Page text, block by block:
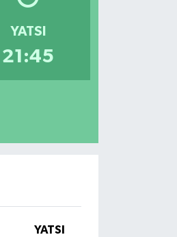
YATSI
21:45
YATSI